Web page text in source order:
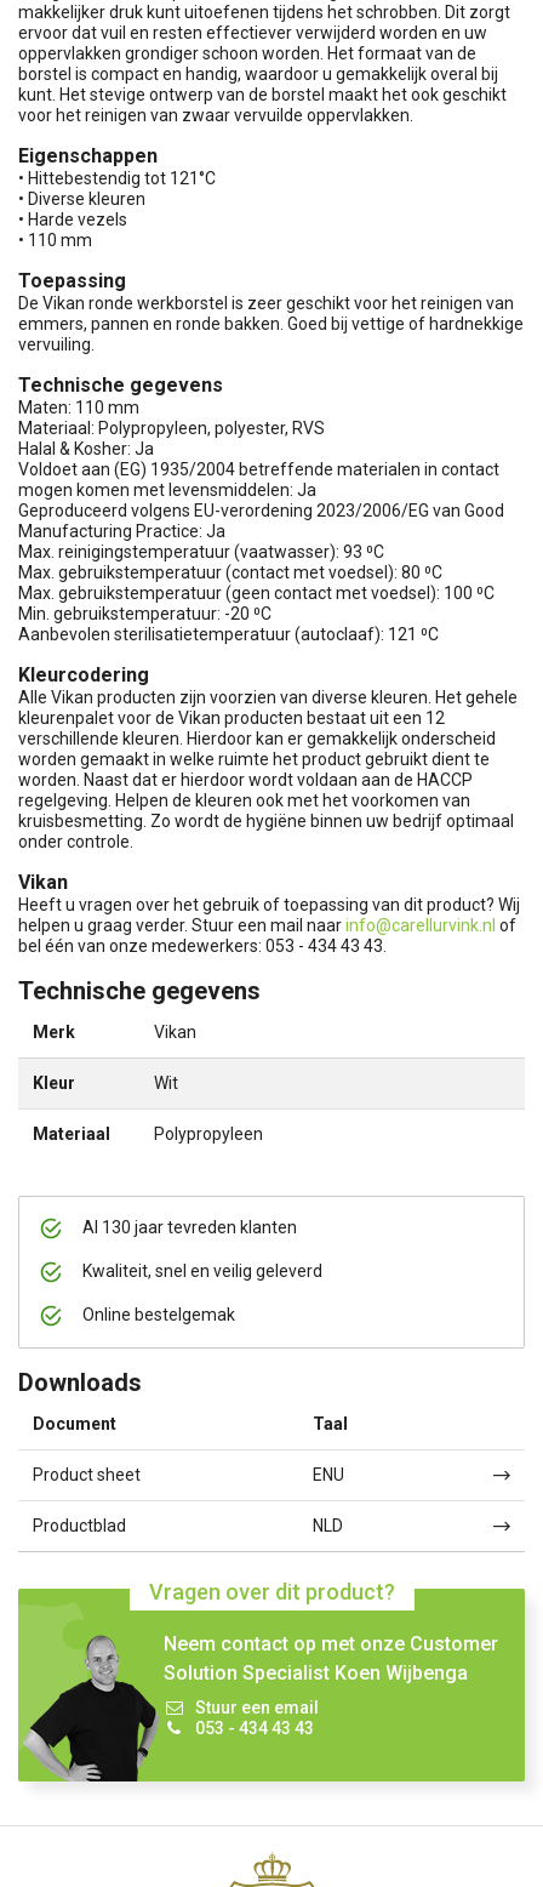
Al 130 jaar tevreden klanten
Kwaliteit, snel en veilig geleverd
Online bestelgemak
Downloads
Document Taal
Product sheet ENU
Productblad NLD
Vragen over dit product?
Neem contact op met onze Customer
Solution Specialist Koen Wijbenga
Stuur een email
053 - 434 43 43
makkelijker druk kunt uitoefenen tijdens het schrobben. Dit zorgt
ervoor dat vuil en resten effectiever verwijderd worden en uw
oppervlakken grondiger schoon worden. Het formaat van de
borstel is compact en handig, waardoor u gemakkelijk overal bij
kunt. Het stevige ontwerp van de borstel maakt het ook geschikt
voor het reinigen van zwaar vervuilde oppervlakken.
Eigenschappen
• Hittebestendig tot 121°C
• Diverse kleuren
• Harde vezels
• 110 mm
Toepassing
De Vikan ronde werkborstel is zeer geschikt voor het reinigen van
emmers, pannen en ronde bakken. Goed bij vettige of hardnekkige
vervuiling.
Technische gegevens
Maten: 110 mm
Materiaal: Polypropyleen, polyester, RVS
Halal & Kosher: Ja
Voldoet aan (EG) 1935/2004 betreffende materialen in contact
mogen komen met levensmiddelen: Ja
Geproduceerd volgens EU-verordening 2023/2006/EG van Good
Manufacturing Practice: Ja
Max. reinigingstemperatuur (vaatwasser): 93 ⁰C
Max. gebruikstemperatuur (contact met voedsel): 80 ⁰C
Max. gebruikstemperatuur (geen contact met voedsel): 100 ⁰C
Min. gebruikstemperatuur: -20 ⁰C
Aanbevolen sterilisatietemperatuur (autoclaaf): 121 ⁰C
Kleurcodering
Alle Vikan producten zijn voorzien van diverse kleuren. Het gehele
kleurenpalet voor de Vikan producten bestaat uit een 12
verschillende kleuren. Hierdoor kan er gemakkelijk onderscheid
worden gemaakt in welke ruimte het product gebruikt dient te
worden. Naast dat er hierdoor wordt voldaan aan de HACCP
regelgeving. Helpen de kleuren ook met het voorkomen van
kruisbesmetting. Zo wordt de hygiëne binnen uw bedrijf optimaal
onder controle.
Vikan
Heeft u vragen over het gebruik of toepassing van dit product? Wij
helpen u graag verder. Stuur een mail naarinfo@carellurvink.nl of
bel één van onze medewerkers: 053 - 434 43 43.
Technische gegevens
Merk Vikan
Kleur Wit
Materiaal Polypropyleen